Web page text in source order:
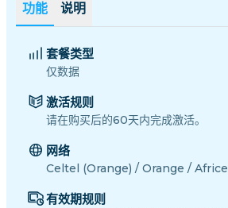
功能 说明
套餐类型
仅数据
激活规则
请在购买后的60天内完成激活。
网络
Celtel (Orange) / Orange / Africell
有效期规则